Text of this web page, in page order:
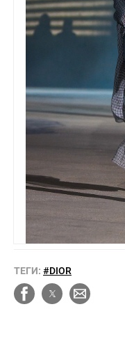
ТЕГИ: #DIOR